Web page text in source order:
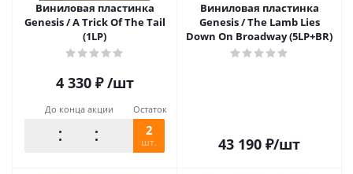
Виниловая пластинка
Genesis / A Trick Of The Tail
(1LP)
4 330₽ /шт
До конца акции Остаток
2
шт.
Виниловая пластинка
Genesis / The Lamb Lies
Down On Broadway (5LP+BR)
43 190 ₽/шт